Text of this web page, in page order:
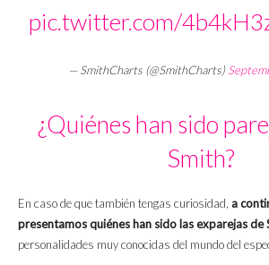
pic.twitter.com/
— SmithCharts (@SmithCharts)
¿Quiénes han sido
Smith?
En caso de que también tengas curiosidad, a
presentamos quiénes han sido las exparejas de
personalidades muy conocidas del mundo del